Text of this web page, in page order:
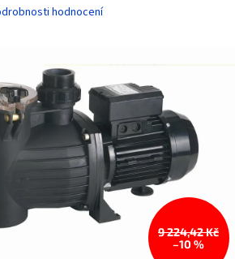
hodnocení
9 224,42 Kč
–10 %